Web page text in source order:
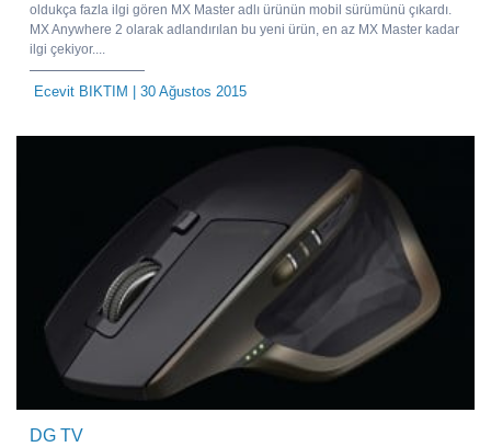
oldukça fazla ilgi gören MX Master adlı ürünün mobil sürümünü çıkardı.
MX Anywhere 2 olarak adlandırılan bu yeni ürün, en az MX Master kadar
ilgi çekiyor....
Ecevit BIKTIM | 30 Ağustos 2015
DG TV